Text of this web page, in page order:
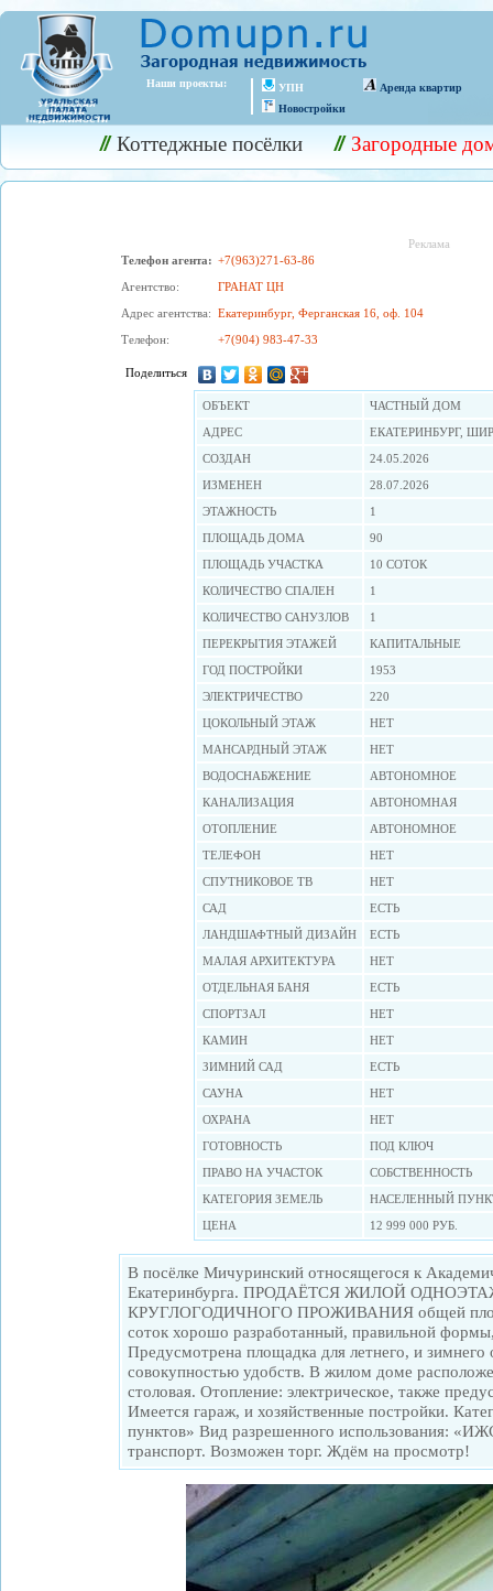
Наши проекты:
УПН
Новостройки
Аренда квартир
Коттеджные посёлки Загородные
Реклама
Телефон агента: +7(963)271-63-86
Агентство:
ГРАНАТ ЦН
Адрес агентства: Екатеринбург, Ферганская 16, оф. 104
Телефон:
+7(904) 983-47-33
Поделиться
OБЪЕКТ
ЧАСТНЫЙ ДОМ
АДРЕС
ЕКАТЕРИНБУРГ,
СОЗДАН
24.05.2026
ИЗМЕНЕН
28.07.2026
ЭТАЖНОСТЬ
1
ПЛОЩАДЬ ДОМА
90
ПЛОЩАДЬ УЧАСТКА
10 СОТОК
КОЛИЧЕСТВО СПАЛЕН
1
КОЛИЧЕСТВО САНУЗЛОВ
1
ПЕРЕКРЫТИЯ ЭТАЖЕЙ
КАПИТАЛЬНЫЕ
ГОД ПОСТРОЙКИ
1953
ЭЛЕКТРИЧЕСТВО
220
ЦОКОЛЬНЫЙ ЭТАЖ
НЕТ
МАНСАРДНЫЙ ЭТАЖ
НЕТ
ВОДОСНАБЖЕНИЕ
АВТОНОМНОЕ
КАНАЛИЗАЦИЯ
АВТОНОМНАЯ
ОТОПЛЕНИЕ
АВТОНОМНОЕ
ТЕЛЕФОН
НЕТ
СПУТНИКОВОЕ ТВ
НЕТ
САД
ЕСТЬ
ЛАНДШАФТНЫЙ ДИЗАЙН
ЕСТЬ
МАЛАЯ АРХИТЕКТУРА
НЕТ
ОТДЕЛЬНАЯ БАНЯ
ЕСТЬ
СПОРТЗАЛ
НЕТ
КАМИН
НЕТ
ЗИМНИЙ САД
ЕСТЬ
САУНА
НЕТ
ОХРАНА
НЕТ
ГОТОВНОСТЬ
ПОД КЛЮЧ
ПРАВО НА УЧАСТОК
СОБСТВЕННОСТЬ
КАТЕГОРИЯ ЗЕМЕЛЬ
НАСЕЛЕННЫЙ
ЦЕНА
12 999 000 РУБ.
В посёлке Мичуринский относящегося к
Екатеринбурга. ПРОДАЁТСЯ ЖИЛОЙ
КРУГЛОГОДИЧНОГО ПРОЖИВАНИЯ общей
соток хорошо разработанный, правильной
Предусмотрена площадка для летнего, и зимнего
совокупностью удобств. В жилом доме
столовая. Отопление: электрическое, также
Имеется гараж, и хозяйственные постройки.
пунктов» Вид разрешенного использования:
транспорт. Возможен торг. Ждём на просмотр!